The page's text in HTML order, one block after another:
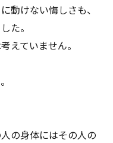
動けない悔しさも、
た。
えていません。
の身体にはその人の